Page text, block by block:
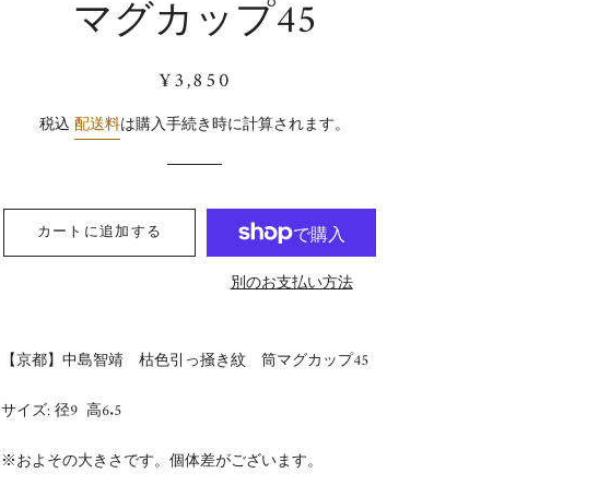
マグカップ45
通
価
販
価
¥3,850
税込配送料は購入手続き時に計算されます。
カートに追加する
別のお支払い方法
【京都】中島智靖 枯色引っ掻き紋 筒マグカップ45
サイズ: 径9 高6.5
※およその大きさです。個体差がございます。